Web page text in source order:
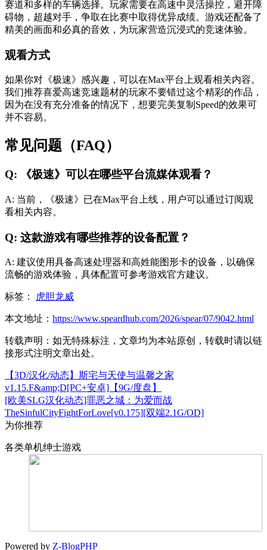
赛道和多样的车辆选择。玩家需要在高速中灵活操控，避开障
碍物，超越对手，争取在比赛中取得优异成绩。游戏还配备了
精美的画面和必真的音效，为玩家营造沉浸式的竞速体验。
观看方式
如果你对《极速》感兴趣，可以在Max平台上观看相关内容。
我们推荐喜爱高速竞速题材的玩家不要错过这个精彩的作品，
因为在没有充分准备的情况下，想要完美复制Speed的效果可
并不容易。
常见问题（FAQ）
Q: 《极速》可以在哪些平台流媒体观看？
A: 当前，《极速》已在Max平台上线，用户可以通过订阅观
看相关内容。
Q: 这款游戏有哪些推荐的设备配置？
A: 建议使用具备高速处理器和高姓能图形卡的设备，以确保
流畅的游戏体验，具体配置可参考游戏官方建议。
标签： 虎胆龙威
本文地址： https://www.speardhub.com/2026/spear/07/9042.html
转载声明： 如无特殊标注，文章均为本站原创，转载时请以链
接形式注明文章出处。
【3D/汉化/动态】斯宅与天使与温馨之家
v1.15.F&amp;D[PC+安卓]【9G/度盘】
[欧美SLG汉化动态]罪恶之城：为爱而战
TheSinfulCityFightForLove[v0.175][双端2.1G/OD]
为你推荐
各类单机绅士游戏
Powered by Z-BlogPHP